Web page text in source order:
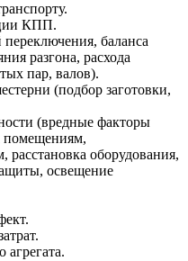
КПП.
баланса
разгона, расхода
пар, валов).
(подбор заготовки,
(вредные факторы
помещениям,
расстановка оборудования,
освещение
агрегата.